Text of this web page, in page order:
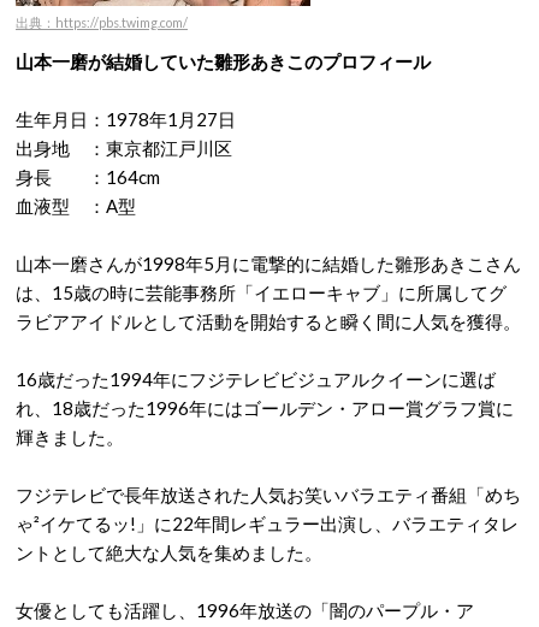
出典：https://pbs.twimg.com/
山本一磨が結婚していた雛形あきこのプロフィール
生年月日：1978年1月27日
出身地 ：東京都江戸川区
身長 ：164cm
血液型 ：A型
山本一磨さんが1998年5月に電撃的に結婚した雛形あきこさん
は、15歳の時に芸能事務所「イエローキャブ」に所属してグ
ラビアアイドルとして活動を開始すると瞬く間に人気を獲得。
16歳だった1994年にフジテレビビジュアルクイーンに選ば
れ、18歳だった1996年にはゴールデン・アロー賞グラフ賞に
輝きました。
フジテレビで長年放送された人気お笑いバラエティ番組「めち
ゃ²イケてるッ!」に22年間レギュラー出演し、バラエティタレ
ントとして絶大な人気を集めました。
女優としても活躍し、1996年放送の「闇のパープル・ア